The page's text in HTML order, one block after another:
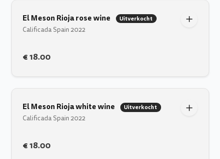
El Meson Rioja rose wine Uitverkocht
Calificada Spain 2022
€ 18.00
El Meson Rioja white wine Uitverkocht
Calificada Spain 2022
€ 18.00